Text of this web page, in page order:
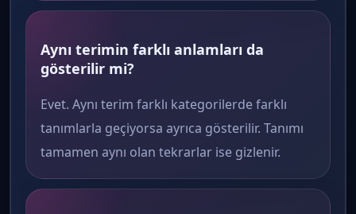
Aynı terimin farklı anlamları da
gösterilir mi?
Evet. Aynı terim farklı kategorilerde farklı
tanımlarla geçiyorsa ayrıca gösterilir. Tanımı
tamamen aynı olan tekrarlar ise gizlenir.